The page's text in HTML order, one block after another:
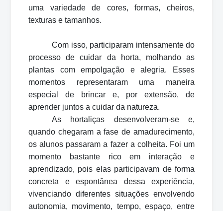
uma variedade de cores, formas, cheiros,
texturas e tamanhos.
Com isso, participaram intensamente do
processo de cuidar da horta, molhando as
plantas com empolgação e alegria. Esses
momentos representaram uma maneira
especial de brincar e, por extensão, de
aprender juntos a cuidar da natureza.
As hortaliças desenvolveram-se e,
quando chegaram a fase de amadurecimento,
os alunos passaram a fazer a colheita. Foi um
momento bastante rico em interação e
aprendizado, pois elas participavam de forma
concreta e espontânea dessa experiência,
vivenciando diferentes situações envolvendo
autonomia, movimento, tempo, espaço, entre